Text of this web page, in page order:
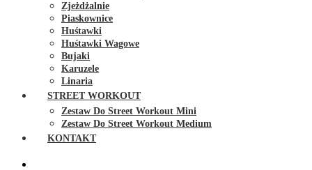
Zjeżdżalnie
Piaskownice
Huśtawki
Huśtawki Wagowe
Bujaki
Karuzele
Linaria
STREET WORKOUT
Zestaw Do Street Workout Mini
Zestaw Do Street Workout Medium
KONTAKT